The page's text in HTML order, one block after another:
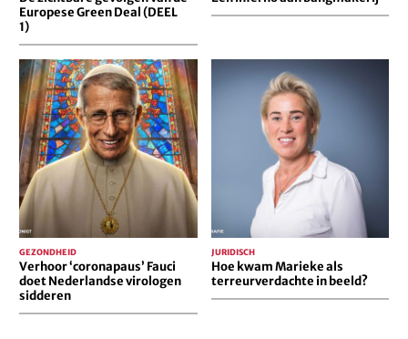
Europese Green Deal (DEEL
1)
Verhoor
‘coronapaus’
Fauci
doet
Nederlandse
virologen
sidderen
Verhoor ‘coronapaus’ Fauci
doet Nederlandse virologen
sidderen
GEZONDHEID
terreurverdachte
Hoe kwam Marieke als
terreurverdachte in beeld?
JURIDISCH